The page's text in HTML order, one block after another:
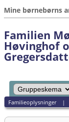
Mine børnebørns
Familien
Høvinghof
Familieoplysninger|